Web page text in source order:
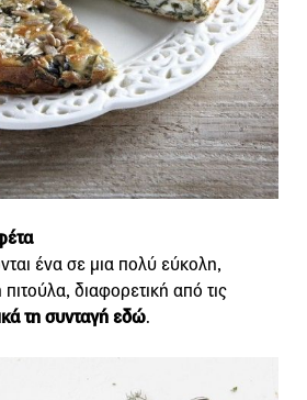
ένα σε μια πολύ εύκολη,
διαφορετική από τις
τη συνταγή εδώ.